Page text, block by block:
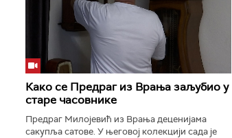
Како се Предраг из Врања заљубио у
старе часовнике
Предраг Милојевић из Врања деценијама
сакупља сатове. У његовој колекцији сада је